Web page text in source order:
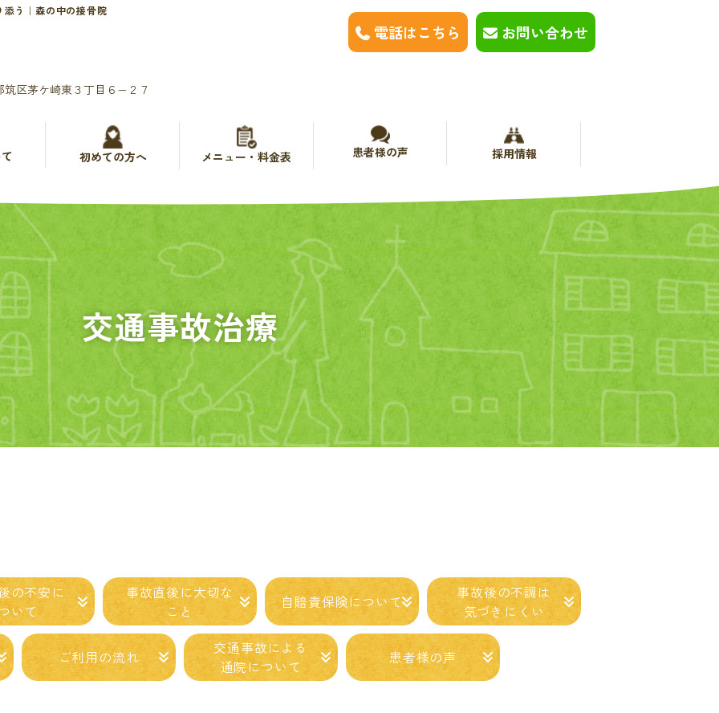
う｜森の中の接骨院
電話はこちら お問い合わせ
筑区茅ケ崎東３丁目６−２７
初めての方へ メニュー・料金表 患者様の声 採用情報
交通事故治療
の不安に
いて
事故直後に大切な
こと
自賠責保険について 事故後の不調は
気づきに くい
ご利用の流れ 交通事故による
通院について 患者様の声